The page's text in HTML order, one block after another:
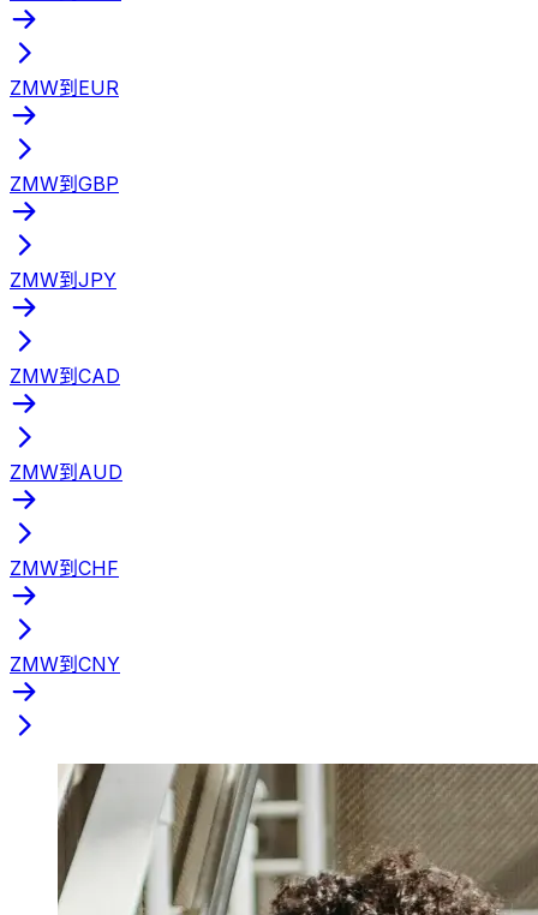
ZMW到EUR
ZMW到GBP
ZMW到JPY
ZMW到CAD
ZMW到AUD
ZMW到CHF
ZMW到CNY